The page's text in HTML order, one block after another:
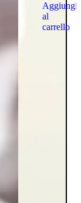
Aggiungi
al
carrello